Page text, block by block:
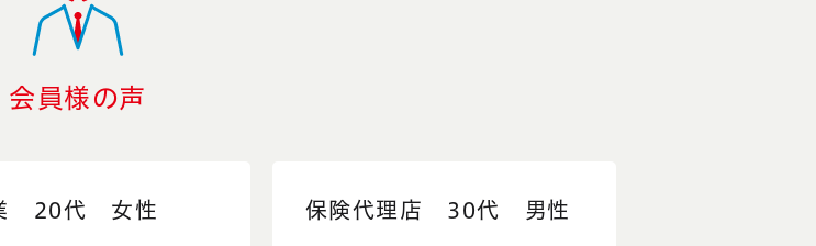
会員様の声
20代 女性 保険代理店 30代 男性